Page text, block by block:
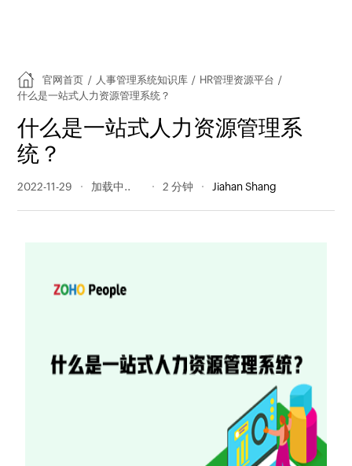
官网首页 / 人事管理系统知识库 / HR管理资源平台 /
什么是一站式人力资源管理系统？
什么是一站式人力资源管理系
统？
2022-11-29 179 阅读量 2 分钟 Jiahan Shang